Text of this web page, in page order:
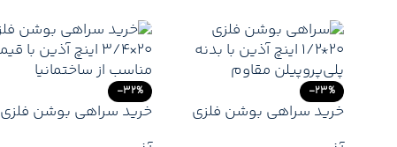
-23%
خرید سراهی بوشن فلزی
-32%
خرید سراهی بوشن فلزی